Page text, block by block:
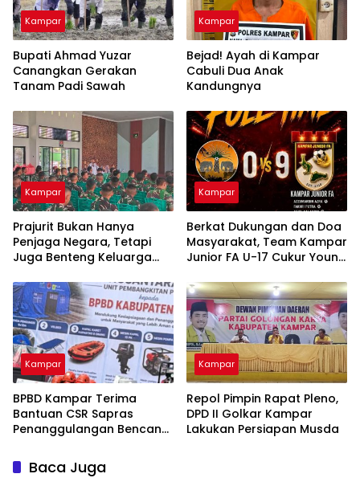
Kampar
Bupati Ahmad Yuzar
Canangkan Gerakan
Tanam Padi Sawah
Kampar
Bejad! Ayah di Kampar
Cabuli Dua Anak
Kandungnya
Kampar
Prajurit Bukan Hanya
Penjaga Negara, Tetapi
Juga Benteng Keluarga
Kampar
Berkat Dukungan dan Doa
Masyarakat, Team Kampar
Junior FA U-17 Cukur Young
Soeratin
Kampar
BPBD Kampar Terima
Bantuan CSR Sapras
Penanggulangan Bencana
Nusantara Power
Kampar
Repol Pimpin Rapat Pleno,
DPD II Golkar Kampar
Lakukan Persiapan Musda
Baca Juga